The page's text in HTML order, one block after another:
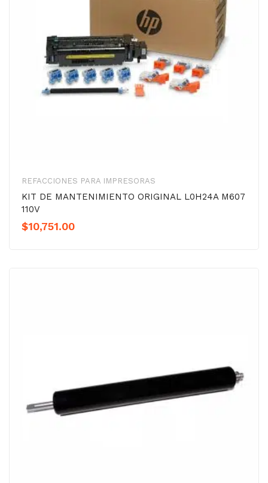
REFACCIONES PARA IMPRESORAS
KIT DE MANTENIMIENTO ORIGINAL L0H24A M607
110V
$10,751.00